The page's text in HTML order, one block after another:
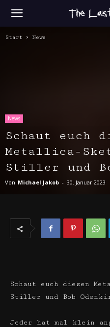
Start News
News
Schaut euch
Metallica-
Stiller und
Von Michael Jakob - 30. Januar 2023
Schaut euch diesen
Stiller und Bob
Jeder hat mal klein